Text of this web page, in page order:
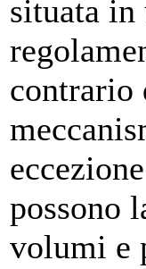
situata in
contrario
possono
volumi e